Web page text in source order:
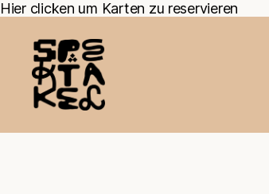
Hier clicken um Karten zu reservieren